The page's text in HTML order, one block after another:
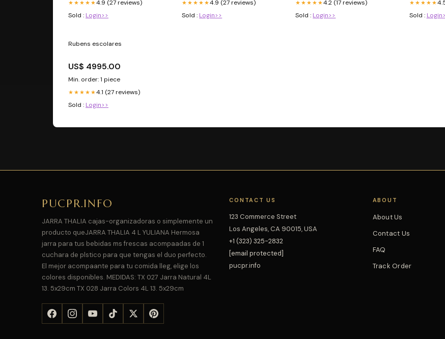
★★★★★4.9 (27 reviews)
Sold : Login>>
★★★★★4.9 (27 reviews)
Sold : Login>>
★★★★★4.2 (17 reviews)
Sold : Login>>
★★★★★
Sold :
Rubens escolares
US$ 4995.00
Min. order: 1 piece
★★★★★4.1 (27 reviews)
Sold : Login>>
PUCPR.INFO
JARRA THALIA cajas-organizadoras o simplemente un
producto queJARRA THALIA 4 L YULIANA Hermosa
jarra para tus bebidas ms frescas acompaadas de 1
cuchara de plstico para que tengas el duo perfecto.
El mejor acompaante para tu comida lleg, elige los
colores disponibles. MEDIDAS: TX 027 Jarra Natural 4L
13. 5x29cm TX 028 Jarra Colors 4L 13. 5x29cm
CONTACT US
123 Commerce Street
Los Angeles, CA 90015, USA
+1 (323) 325-2832
[email protected]
pucpr.info
ABOUT
About Us
Contact Us
FAQ
Track Order